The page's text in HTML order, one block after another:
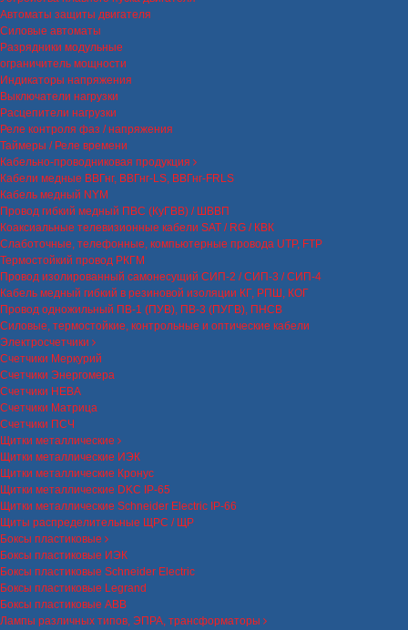
Автоматы защиты двигателя
Силовые автоматы
Разрядники модульные
ограничитель мощности
Индикаторы напряжения
Выключатели нагрузки
Расцепители нагрузки
Реле контроля фаз / напряжения
Таймеры / Реле времени
Кабельно-проводниковая продукция
Кабели медные ВВГнг, ВВГнг-LS, ВВГнг-FRLS
Кабель медный NYM
Провод гибкий медный ПВС (КуГВВ) / ШВВП
Коаксиальные телевизионные кабели SAT / RG / КВК
Слаботочные, телефонные, компьютерные провода UTP, FTP
Термостойкий провод РКГМ
Провод изолированный самонесущий СИП-2 / СИП-3 / СИП-4
Кабель медный гибкий в резиновой изоляции КГ, РПШ, КОГ
Провод одножильный ПВ-1 (ПУВ), ПВ-3 (ПУГВ), ПНСВ
Силовые, термостойкие, контрольные и оптические кабели
Электросчетчики
Счетчики Меркурий
Счетчики Энергомера
Счетчики НЕВА
Счетчики Матрица
Счетчики ПСЧ
Щитки металлические
Щитки металлические ИЭК
Щитки металлические Кронус
Щитки металлические DKC IP-65
Щитки металлические Schneider Electric IP-66
Щиты распределительные ЩРС / ЩР
Боксы пластиковые
Боксы пластиковые ИЭК
Боксы пластиковые Schneider Electric
Боксы пластиковые Legrand
Боксы пластиковые ABB
Лампы различных типов, ЭПРА, трансформаторы